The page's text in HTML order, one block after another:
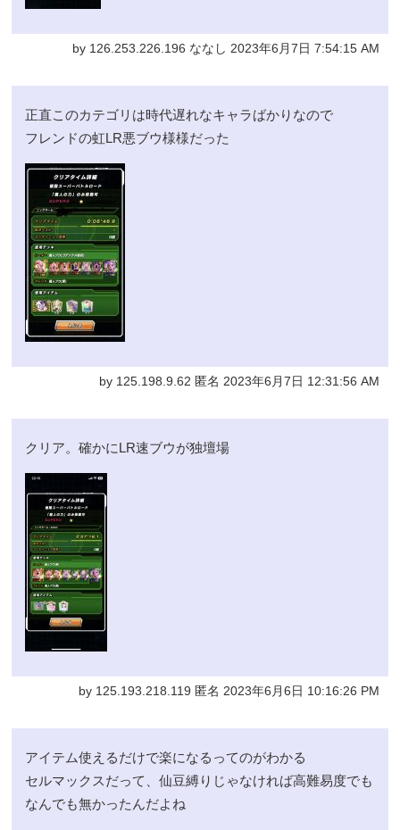
by 126.253.226.196 ななし 2023年6月7日 7:54:15 AM
正直このカテゴリは時代遅れなキャラばかりなので
フレンドの虹LR悪ブウ様様だった
by 125.198.9.62 匿名 2023年6月7日 12:31:56 AM
クリア。確かにLR速ブウが独壇場
by 125.193.218.119 匿名 2023年6月6日 10:16:26 PM
アイテム使えるだけで楽になるってのがわかる
セルマックスだって、仙豆縛りじゃなければ高難易度でも
なんでも無かったんだよね